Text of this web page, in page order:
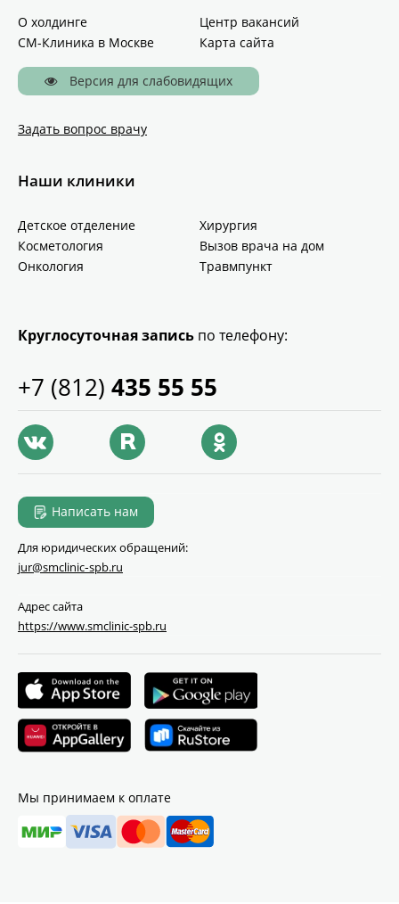
О холдинге
Центр вакансий
СМ-Клиника в Москве
Карта сайта
Версия для слабовидящих
Задать вопрос врачу
Наши клиники
Детское отделение
Хирургия
Косметология
Вызов врача на дом
Онкология
Травмпункт
Круглосуточная запись по телефону:
+7 (812) 435 55 55
Написать нам
Для юридических обращений:
jur@smclinic‑spb.ru
Адрес сайта
https://www.smclinic-spb.ru
Мы принимаем к оплате